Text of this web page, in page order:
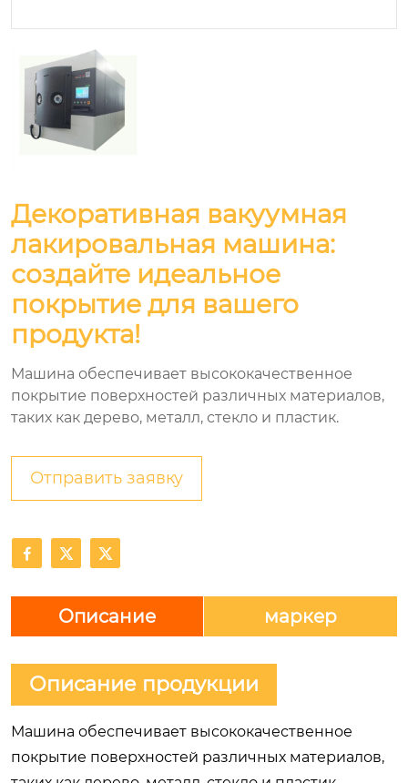
Декоративная вакуумная
лакировальная машина:
создайте идеальное
покрытие для вашего
продукта!
Машина обеспечивает высококачественное
покрытие поверхностей различных материалов,
таких как дерево, металл, стекло и пластик.
Отправить заявку
  
Описание маркер
Описание продукции
Машина обеспечивает высококачественное
покрытие поверхностей различных материалов,